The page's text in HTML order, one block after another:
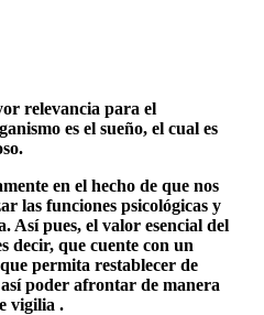
relevancia para el
es el sueño, el cual es
en el hecho de que nos
las funciones psicológicas y
Así pues, el valor esencial del
decir, que cuente con un
permita restablecer de
poder afrontar de manera
vigilia .